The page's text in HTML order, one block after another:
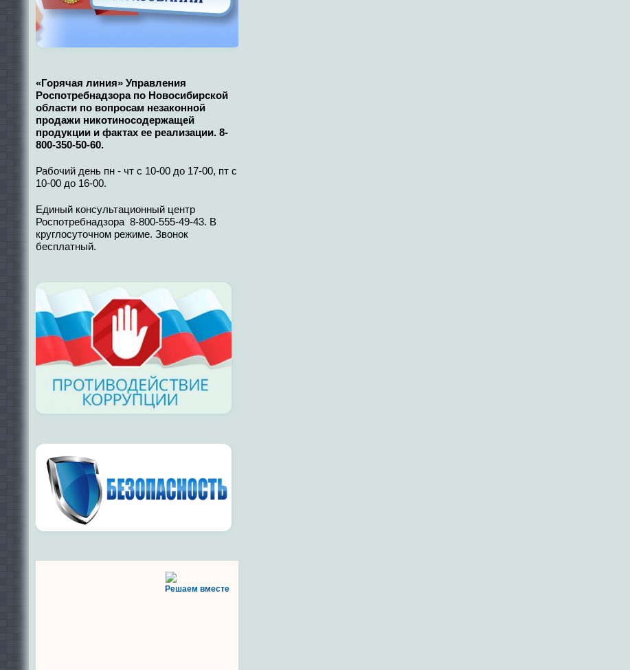
«Горячая линия» Управления
Роспотребнадзора по Новосибирской
области по вопросам незаконной
продажи никотиносодержащей
продукции и фактах ее реализации. 8-
800-350-50-60.
Рабочий день пн - чт с 10-00 до 17-00, пт с
10-00 до 16-00.
Единый консультационный центр
Роспотребнадзора 8-800-555-49-43. В
круглосуточном режиме. Звонок
бесплатный.
Решаем вместе